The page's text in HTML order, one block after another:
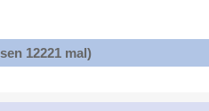
12221 mal)